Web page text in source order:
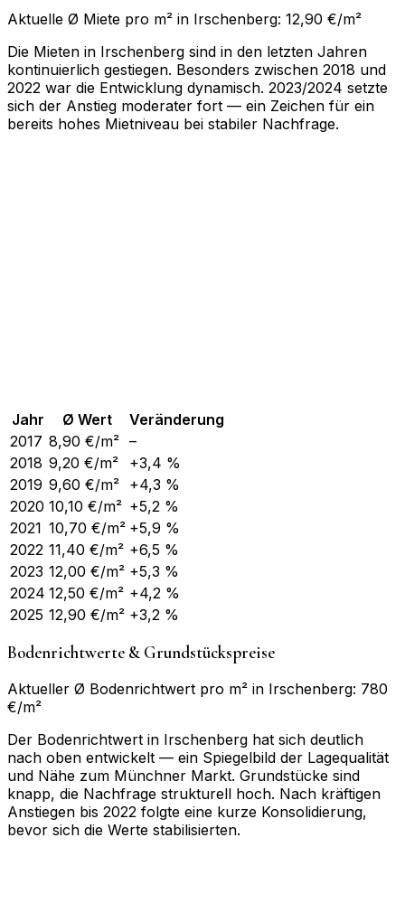
Aktuelle Ø Miete pro m² in Irschenberg: 12,90 €/m²
Die Mieten in Irschenberg sind in den letzten Jahren
kontinuierlich gestiegen. Besonders zwischen 2018 und
2022 war die Entwicklung dynamisch. 2023/2024 setzte
sich der Anstieg moderater fort — ein Zeichen für ein
bereits hohes Mietniveau bei stabiler Nachfrage.
Jahr Ø Wert
Veränderung
2017 8,90 €/m² –
2018 9,20 €/m²
+3,4 %
2019 9,60 €/m² +4,3 %
2020 10,10 €/m² +5,2 %
2021 10,70 €/m² +5,9 %
2022 11,40 €/m² +6,5 %
2023 12,00 €/m² +5,3 %
2024 12,50 €/m² +4,2 %
2025 12,90 €/m² +3,2 %
Bodenrichtwerte & Grundstückspreise
Aktueller Ø Bodenrichtwert pro m² in Irschenberg: 780
€/m²
Der Bodenrichtwert in Irschenberg hat sich deutlich
nach oben entwickelt — ein Spiegelbild der Lagequalität
und Nähe zum Münchner Markt. Grundstücke sind
knapp, die Nachfrage strukturell hoch. Nach kräftigen
Anstiegen bis 2022 folgte eine kurze Konsolidierung,
bevor sich die Werte stabilisierten.